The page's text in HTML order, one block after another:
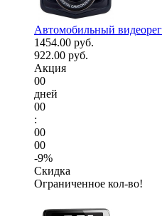
Автомобильный
1454.00 руб.
922.00 руб.
Акция
00
дней
00
:
00
00
-9%
Скидка
Ограниченное кол-во!